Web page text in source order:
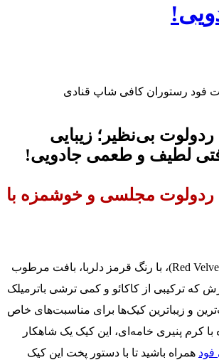
بی‌نظیر؛ زیبایی
لطیف و طعمی جادویی!
ردولوت مجلسی و خوشمزه با
کیک ردولوت (Red Velvet Cake)، با رنگ قرمز دلربا، بافت مرطوب
که ترکیبی از کاکائو و کمی ترشی باترمیلک
و زیباترین کیک‌ها برای مناسبت‌های خاص
کرم پنیری خامه‌ای، این کیک یک شاهکار
فود همراه باشید تا با دستور پخت این کیک